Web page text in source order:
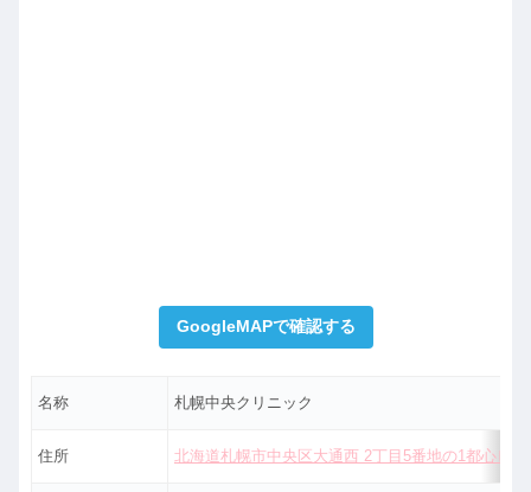
GoogleMAPで確認する
名称 札幌中央クリニック
住所 北海道札幌市中央区大通西 2丁目5番地の1都心ビル